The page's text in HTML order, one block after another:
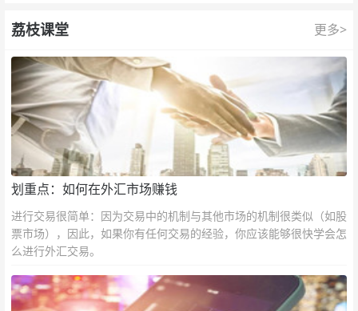
荔枝课堂 更多>
划重点：如何在外汇市场赚钱
进行交易很简单：因为交易中的机制与其他市场的机制很类似（如股
票市场），因此，如果你有任何交易的经验，你应该能够很快学会怎
么进行外汇交易。